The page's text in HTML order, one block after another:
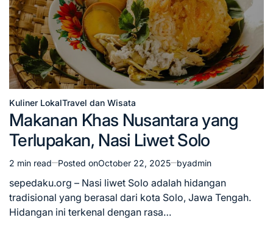
Posted
in
Kuliner LokalTravel dan Wisata
Makanan Khas Nusantara yang
Terlupakan, Nasi Liwet Solo
Estimated
read
time
2 min read Posted onOctober 22, 2025 byadmin
sepedaku.org – Nasi liwet Solo adalah hidangan
tradisional yang berasal dari kota Solo, Jawa Tengah.
Hidangan ini terkenal dengan rasa…